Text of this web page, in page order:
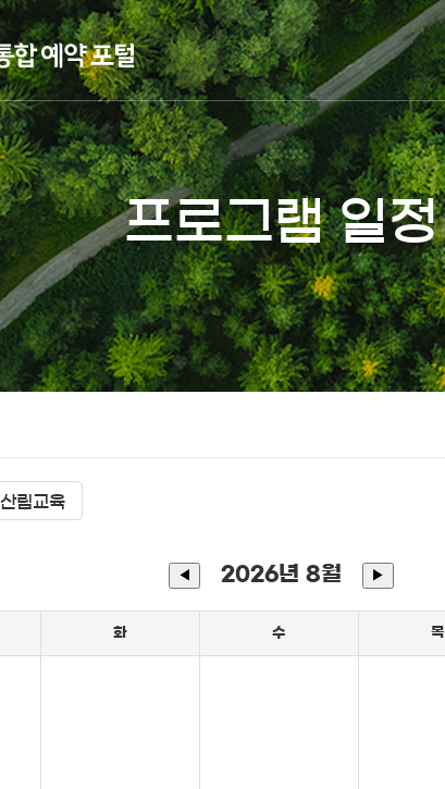
프로그램 일정
산림교육
◀ 2026년 8월 ▶
화 수 목